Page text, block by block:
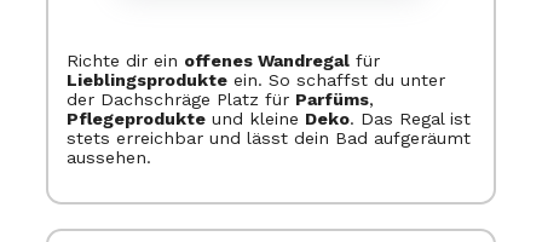
Richte dir ein offenes Wandregalfür
Lieblingsprodukteein. So schaffst du unter
der Dachschräge Platz für Parfüms,
Pflegeprodukteund kleine Deko. Das Regal ist
stets erreichbar und lässt dein Bad aufgeräumt
aussehen.